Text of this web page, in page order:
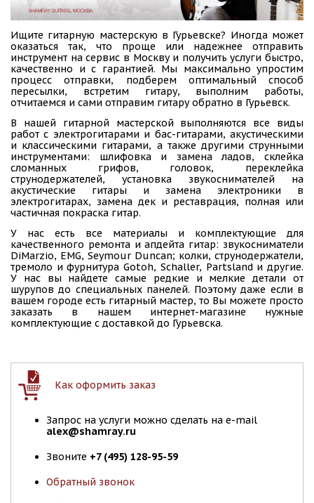
Ищите гитарную мастерскую в Гурьевске? Иногда может
оказаться так, что проще или надежнее отправить
инструмент на сервис в Москву и получить услуги быстро,
качественно и с гарантией. Мы максимально упростим
процесс отправки, подберем оптимальный способ
пересылки, встретим гитару, выполним работы,
отчитаемся и сами отправим гитару обратно в Гурьевск.
В нашей гитарной мастерской выполняются все виды
работ с электрогитарами и бас-гитарами, акустическими
и классическими гитарами, а также другими струнными
инструментами: шлифовка и замена ладов, склейка
сломанных грифов, головок, переклейка
струнодержателей, установка звукоснимателей на
акустические гитары и замена электроники в
электрогитарах, замена дек и реставрация, полная или
частичная покраска гитар.
У нас есть все материалы и комплектующие для
качественного ремонта и апдейта гитар: звукосниматели
DiMarzio, EMG, Seymour Duncan; колки, струнодержатели,
тремоло и фурнитура Gotoh, Schaller, Partsland и другие.
У нас вы найдете самые редкие и мелкие детали от
шурупов до специальных панелей. Поэтому даже если в
вашем городе есть гитарный мастер, то Вы можете просто
заказать в нашем интернет-магазине нужные
комплектующие с доставкой до Гурьевска.
Как оформить заказ
Запрос на услуги можно сделать на e-mail
alex@shamray.ru
Звоните +7 (495) 128-95-59
Обратный звонок